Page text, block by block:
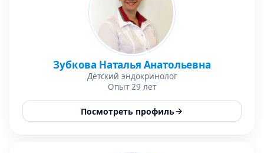
Зубкова Наталья Анатольевна
Детский эндокринолог
Опыт 29 лет
Посмотреть профиль